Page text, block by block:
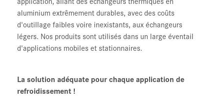
aluminium extrêmement durables, avec des coûts
d'outillage faibles voire inexistants, aux échangeurs
légers. Nos produits sont utilisés dans un large éventail
d'applications mobiles et stationnaires.
La solution adéquate pour chaque application de
refroidissement !